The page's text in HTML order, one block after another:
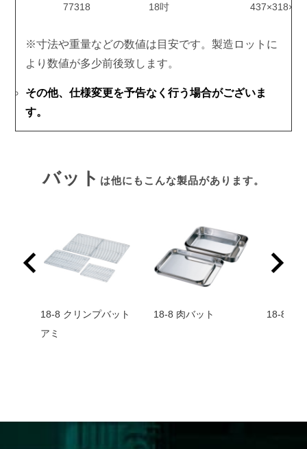
77318 18吋 437×318×8
※寸法や重量などの数値は目安です。製造ロットに
より数値が多少前後致します。
その他、仕様変更を予告なく行う場合がございま
す。
バット は他にもこんな製品があります。
18-8 クリンプバット
アミ
18-8 肉バット 18-8 浅